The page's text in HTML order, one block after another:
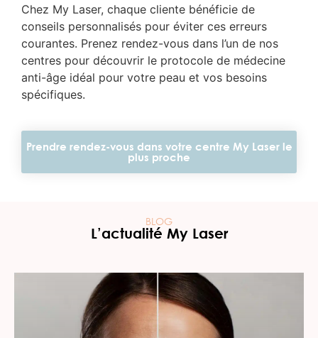
Chez My Laser, chaque cliente bénéficie de
conseils personnalisés pour éviter ces erreurs
courantes. Prenez rendez-vous dans l’un de nos
centres pour découvrir le protocole de médecine
anti-âge idéal pour votre peau et vos besoins
spécifiques.
Prendre rendez-vous dans votre centre My Laser le
plus proche
BLOG
L’actualité My Laser